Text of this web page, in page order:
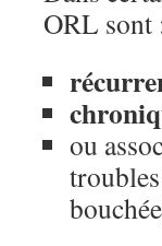
ORL sont
ou